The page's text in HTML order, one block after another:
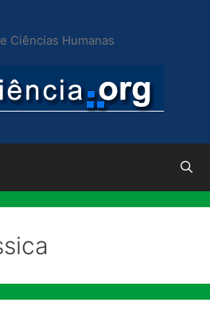
Ciências Humanas